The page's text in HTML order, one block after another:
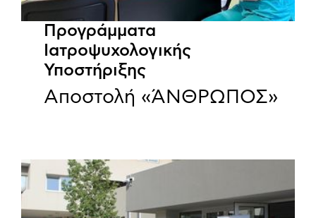
Προγράμματα
Ιατροψυχολογικής
Υποστήριξης
Αποστολή «ΆΝΘΡΩΠΟΣ»